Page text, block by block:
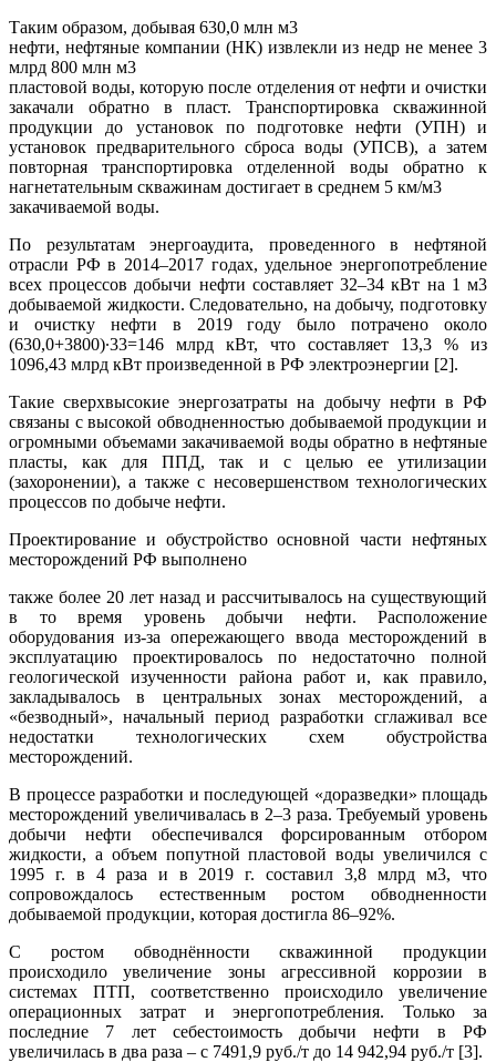
Таким образом, добывая 630,0 млн м3
нефти, нефтяные компании (НК) извлекли из недр не менее 3
млрд 800 млн м3
пластовой воды, которую после отделения от нефти и очистки
закачали обратно в пласт. Транспортировка скважинной
продукции до установок по подготовке нефти (УПН) и
установок предварительного сброса воды (УПСВ), а затем
повторная транспортировка отделенной воды обратно к
нагнетательным скважинам достигает в среднем 5 км/м3
закачиваемой воды.
По результатам энергоаудита, проведенного в нефтяной
отрасли РФ в 2014–2017 годах, удельное энергопотребление
всех процессов добычи нефти составляет 32–34 кВт на 1 м3
добываемой жидкости. Следовательно, на добычу, подготовку
и очистку нефти в 2019 году было потрачено около
(630,0+3800)∙33=146 млрд кВт, что составляет 13,3 % из
1096,43 млрд кВт произведенной в РФ электроэнергии [2].
Такие сверхвысокие энергозатраты на добычу нефти в РФ
связаны с высокой обводненностью добываемой продукции и
огромными объемами закачиваемой воды обратно в нефтяные
пласты, как для ППД, так и с целью ее утилизации
(захоронении), а также с несовершенством технологических
процессов по добыче нефти.
Проектирование и обустройство основной части нефтяных
месторождений РФ выполнено
также более 20 лет назад и рассчитывалось на существующий
в то время уровень добычи нефти. Расположение
оборудования из-за опережающего ввода месторождений в
эксплуатацию проектировалось по недостаточно полной
геологической изученности района работ и, как правило,
закладывалось в центральных зонах месторождений, а
«безводный», начальный период разработки сглаживал все
недостатки технологических схем обустройства
месторождений.
В процессе разработки и последующей «доразведки» площадь
месторождений увеличивалась в 2–3 раза. Требуемый уровень
добычи нефти обеспечивался форсированным отбором
жидкости, а объем попутной пластовой воды увеличился с
1995 г. в 4 раза и в 2019 г. составил 3,8 млрд м3, что
сопровождалось естественным ростом обводненности
добываемой продукции, которая достигла 86–92%.
С ростом обводнённости скважинной продукции
происходило увеличение зоны агрессивной коррозии в
системах ПТП, соответственно происходило увеличение
операционных затрат и энергопотребления. Только за
последние 7 лет себестоимость добычи нефти в РФ
увеличилась в два раза – с 7491,9 руб./т до 14 942,94 руб./т [3].